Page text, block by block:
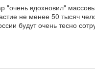
"очень вдохновил"
не менее 50 тысяч
будут очень тесно